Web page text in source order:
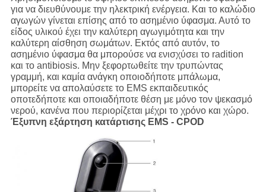
για να διευθύνουμε την ηλεκτρική ενέργεια. Και το καλώδιο
αγωγών γίνεται επίσης από το ασημένιο ύφασμα. Αυτό το
είδος υλικού έχει την καλύτερη αγωγιμότητα και την
καλύτερη αίσθηση σωμάτων. Εκτός από αυτόν, το
ασημένιο ύφασμα θα μπορούσε να ενισχύσει το radition
και το antibiosis. Μην ξεφορτωθείτε την τρυπώντας
γραμμή, και καμία ανάγκη οποιοδήποτε μπάλωμα,
μπορείτε να απολαύσετε το EMS εκπαιδευτικός
οποτεδήποτε και οποιαδήποτε θέση με μόνο τον ψεκασμό
νερού, κανένα που περιορίζεται μέχρι το χρόνο και χώρο.
Έξυπνη εξάρτηση κατάρτισης EMS - CPOD